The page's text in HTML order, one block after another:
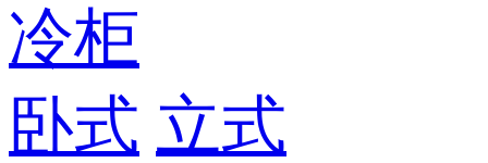
冷柜
卧式 立式